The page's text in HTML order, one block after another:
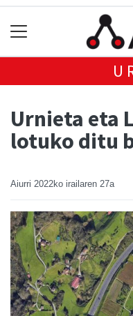
Urnieta eta
lotuko ditu
Aiurri 2022ko irailaren 27a